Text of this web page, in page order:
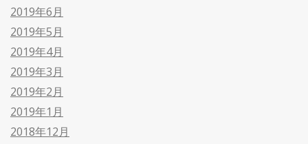
2019年6月
2019年5月
2019年4月
2019年3月
2019年2月
2019年1月
2018年12月